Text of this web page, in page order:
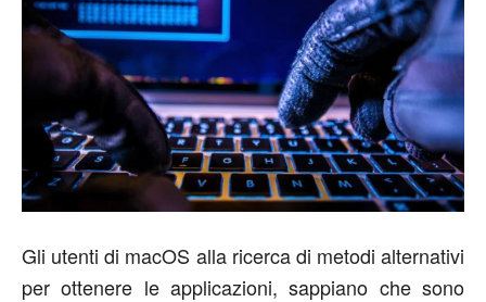
Gli utenti di macOS alla ricerca di metodi alternativi
per ottenere le applicazioni, sappiano che sono